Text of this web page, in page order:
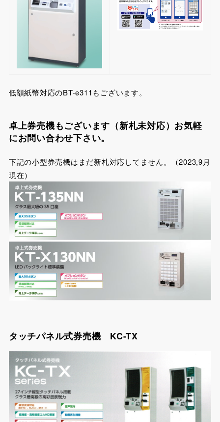
低額紙幣対応のBT-e311もございます。
卓上券売機もございます（新札未対応）お気軽
にお問い合わせ下さい。
下記の小型券売機はまだ新札対応してません。（2023,9月
現在）
タッチパネル式券売機 KC-TX